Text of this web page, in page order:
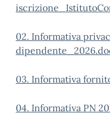
02. Informativa
03. Informativa
04. Informativa PN